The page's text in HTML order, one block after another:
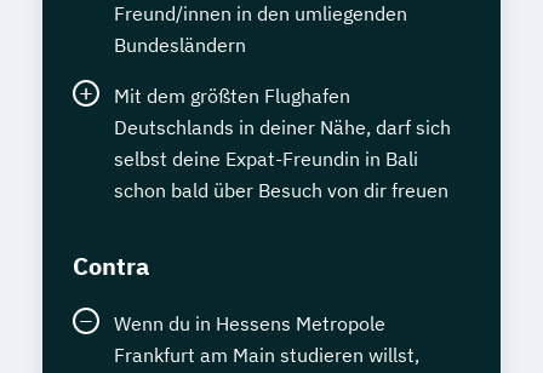
Freund/innen in den umliegenden
Bundesländern
Mit dem größten Flughafen
Deutschlands in deiner Nähe, darf sich
selbst deine Expat-Freundin in Bali
schon bald über Besuch von dir freuen
Contra
Wenn du in Hessens Metropole
Frankfurt am Main studieren willst,